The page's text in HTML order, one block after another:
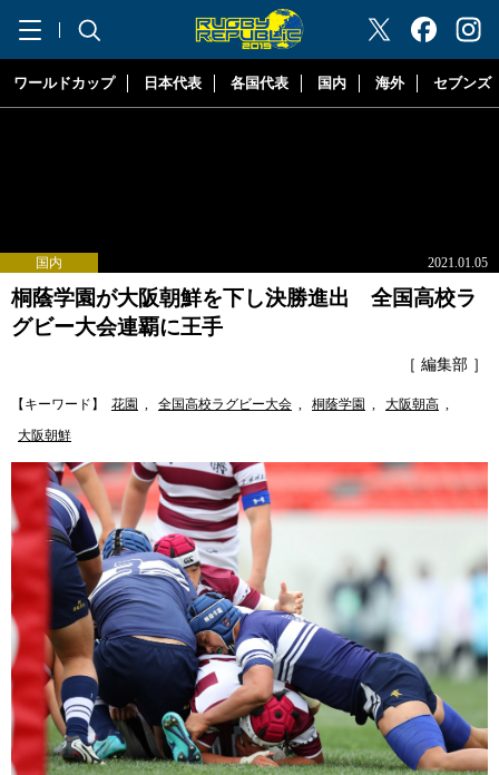
"ラグビーリパブリック"
ワールドカップ 日本代表 各国代表 国内 海外 セブンズ
国内 2021.01.05
桐蔭学園が大阪朝鮮を下し決勝進出 全国高校ラ
グビー大会連覇に王手
［ 編集部 ］
【キーワード】 花園 , 全国高校ラグビー大会 , 桐蔭学園 , 大阪朝高 ,
大阪朝鮮